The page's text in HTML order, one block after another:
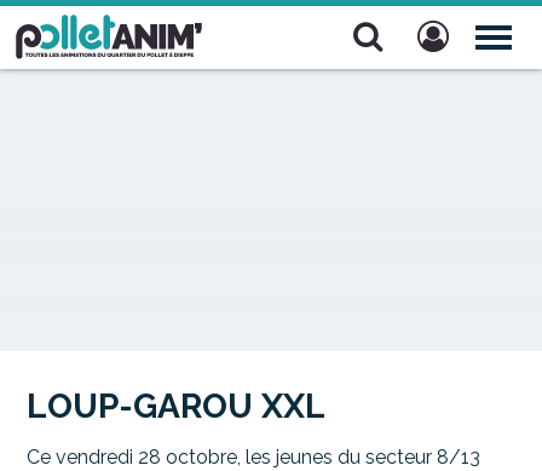
Pollet Anim'
LOUP-GAROU XXL
Ce vendredi 28 octobre, les jeunes du secteur 8/13